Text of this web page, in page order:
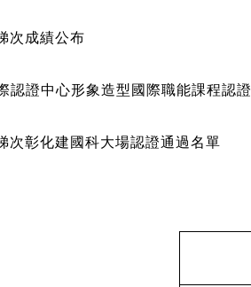
次成績公布
認證中心形象造型國際職能課程認證
次彰化建國科大場認證通過名單